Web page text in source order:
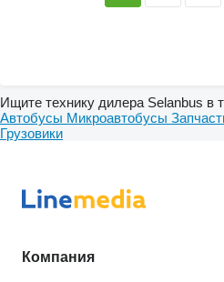
Ищите технику дилера Selanbus в
Автобусы Микроавтобусы
Грузовики
Компания